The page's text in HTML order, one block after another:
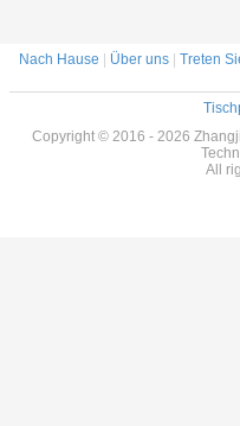
Nach Hause Über uns Treten
Copyright © 2016 - 2026
All